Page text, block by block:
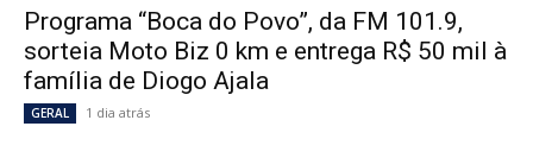
Programa “Boca do Povo”, da FM 101.9,
sorteia Moto Biz 0 km e entrega R$ 50 mil à
família de Diogo Ajala
GERAL 1 dia atrás